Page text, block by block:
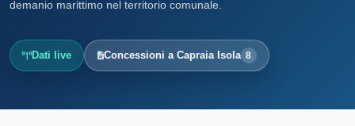
demanio marittimo nel territorio comunale.
Dati live Concessioni a Capraia Isola 8